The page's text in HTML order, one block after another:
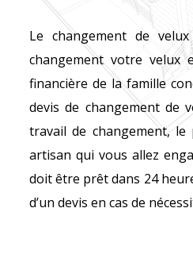
Le changement de
changement votre
financière de la famille
devis de changement de
travail de changement,
artisan qui vous allez
doit être prêt dans 24
d’un devis en cas de